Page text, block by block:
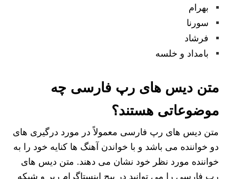
بهرام
سورنا
فرشاد
بامداد و خلسه
متن دیس های رپ فارسی چه
موضوعاتی هستند؟
متن دیس های رپ فارسی معمولاً در مورد درگیری های
دو خواننده می باشد و با خواندن آهنگ ها کنایه خود را به
خواننده مورد نظر خود نشان می دهند. متن دیس های
رپ فارسی را می‌ توانید در پیج اینستاگرام رپر و شبکه